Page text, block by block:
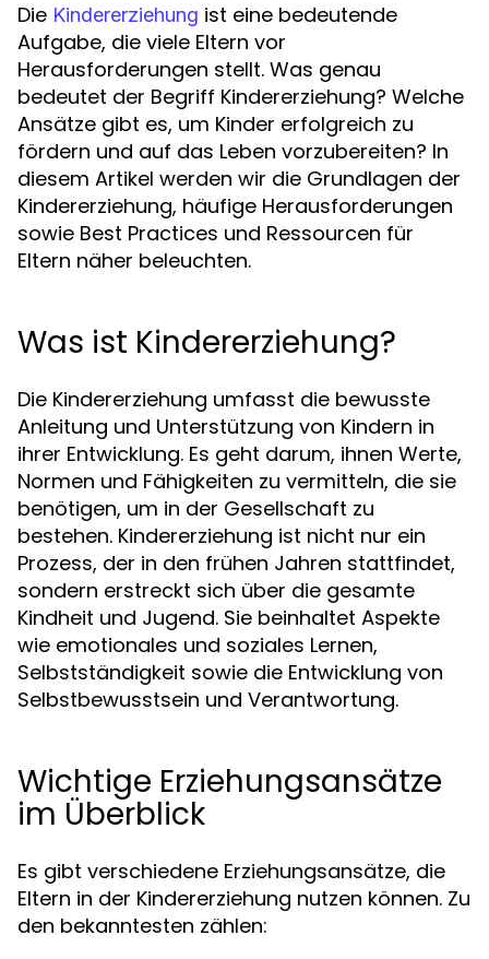
Die Kindererziehung ist eine bedeutende
Aufgabe, die viele Eltern vor
Herausforderungen stellt. Was genau
bedeutet der Begriff Kindererziehung? Welche
Ansätze gibt es, um Kinder erfolgreich zu
fördern und auf das Leben vorzubereiten? In
diesem Artikel werden wir die Grundlagen der
Kindererziehung, häufige Herausforderungen
sowie Best Practices und Ressourcen für
Eltern näher beleuchten.
Was ist Kindererziehung?
Die Kindererziehung umfasst die bewusste
Anleitung und Unterstützung von Kindern in
ihrer Entwicklung. Es geht darum, ihnen Werte,
Normen und Fähigkeiten zu vermitteln, die sie
benötigen, um in der Gesellschaft zu
bestehen. Kindererziehung ist nicht nur ein
Prozess, der in den frühen Jahren stattfindet,
sondern erstreckt sich über die gesamte
Kindheit und Jugend. Sie beinhaltet Aspekte
wie emotionales und soziales Lernen,
Selbstständigkeit sowie die Entwicklung von
Selbstbewusstsein und Verantwortung.
Wichtige Erziehungsansätze
im Überblick
Es gibt verschiedene Erziehungsansätze, die
Eltern in der Kindererziehung nutzen können. Zu
den bekanntesten zählen: